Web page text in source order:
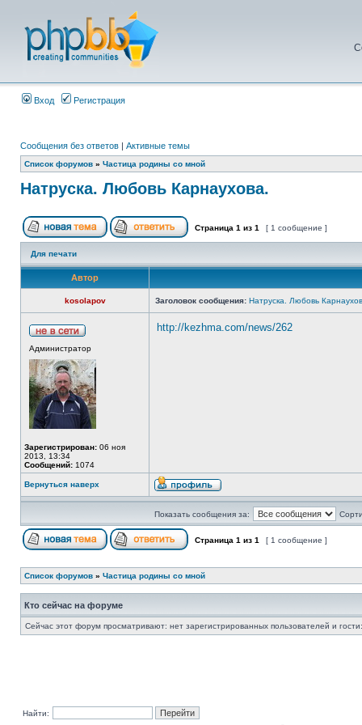
Вход Регистрация
Сообщения без ответов | Активные темы
Список форумов » Частица родины со мной
Натруска. Любовь Карнаухова.
Страница 1 из 1 [ 1 сообщение ]
Для печати
Автор
kosolapov Заголовок сообщения: Натруска. Любовь
Администратор
Зарегистрирован: 06 ноя
2013, 13:34
Сообщений: 1074
http://kezhma.com/news/262
Вернуться наверх
Показать сообщения за:
Страница 1 из 1 [ 1 сообщение ]
Список форумов » Частица родины со мной
Кто сейчас на форуме
Сейчас этот форум просматривают: нет зарегистрированных пользователей и
Найти: